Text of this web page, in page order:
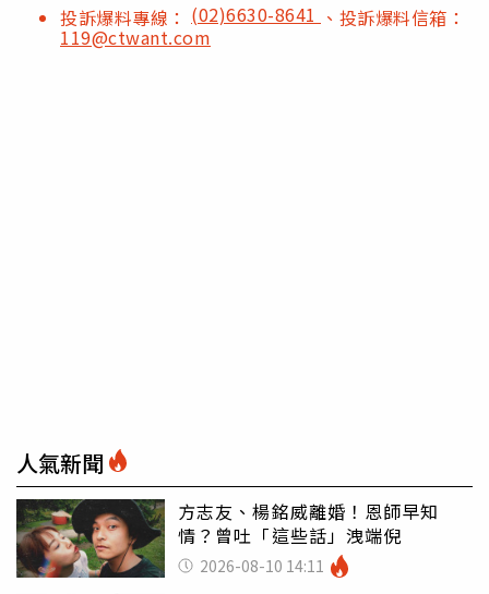
投訴爆料專線： (02)6630-8641 、投訴爆料信箱：
119@ctwant.com
人氣新聞
方志友、楊銘威離婚！恩師早知
情？曾吐「這些話」洩端倪
2026-08-10 14:11